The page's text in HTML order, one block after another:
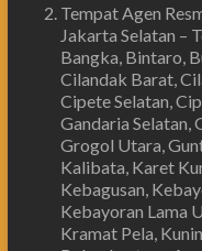
Tempat Agen
Jakarta Selatan –
Bangka, Bintaro,
Cilandak Barat,
Cipete Selatan,
Gandaria Selatan,
Grogol Utara,
Kalibata, Karet
Kebagusan,
Kebayoran Lama
Kramat Pela,